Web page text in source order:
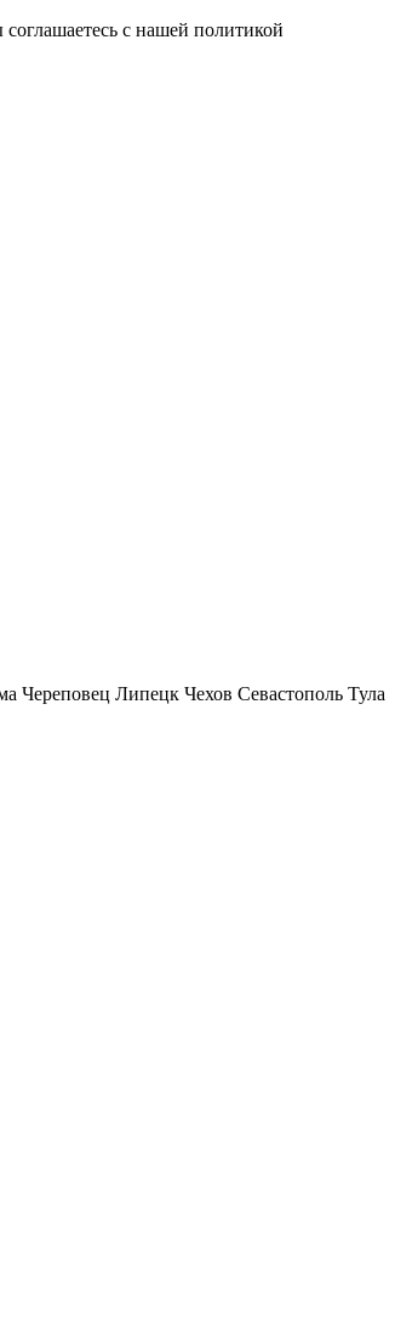
с нашей политикой
Череповец Липецк Чехов Севастополь Тула